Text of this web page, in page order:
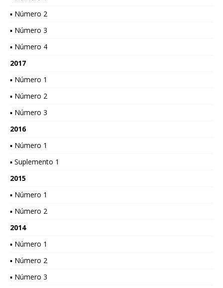
▪ Número 2
▪ Número 3
▪ Número 4
2017
▪ Número 1
▪ Número 2
▪ Número 3
2016
▪ Número 1
▪ Suplemento 1
2015
▪ Número 1
▪ Número 2
2014
▪ Número 1
▪ Número 2
▪ Número 3